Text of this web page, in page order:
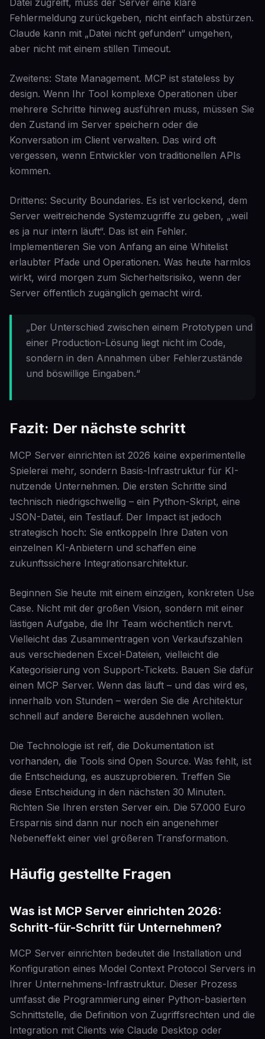
Datei zugreift, muss der Server eine klare
Fehlermeldung zurückgeben, nicht einfach abstürzen.
Claude kann mit „Datei nicht gefunden“ umgehen,
aber nicht mit einem stillen Timeout.
Zweitens: State Management. MCP ist stateless by
design. Wenn Ihr Tool komplexe Operationen über
mehrere Schritte hinweg ausführen muss, müssen Sie
den Zustand im Server speichern oder die
Konversation im Client verwalten. Das wird oft
vergessen, wenn Entwickler von traditionellen APIs
kommen.
Drittens: Security Boundaries. Es ist verlockend, dem
Server weitreichende Systemzugriffe zu geben, „weil
es ja nur intern läuft“. Das ist ein Fehler.
Implementieren Sie von Anfang an eine Whitelist
erlaubter Pfade und Operationen. Was heute harmlos
wirkt, wird morgen zum Sicherheitsrisiko, wenn der
Server öffentlich zugänglich gemacht wird.
„Der Unterschied zwischen einem Prototypen und
einer Production-Lösung liegt nicht im Code,
sondern in den Annahmen über Fehlerzustände
und böswillige Eingaben.“
Fazit: Der nächste schritt
MCP Server einrichten ist 2026 keine experimentelle
Spielerei mehr, sondern Basis-Infrastruktur für KI-
nutzende Unternehmen. Die ersten Schritte sind
technisch niedrigschwellig – ein Python-Skript, eine
JSON-Datei, ein Testlauf. Der Impact ist jedoch
strategisch hoch: Sie entkoppeln Ihre Daten von
einzelnen KI-Anbietern und schaffen eine
zukunftssichere Integrationsarchitektur.
Beginnen Sie heute mit einem einzigen, konkreten Use
Case. Nicht mit der großen Vision, sondern mit einer
lästigen Aufgabe, die Ihr Team wöchentlich nervt.
Vielleicht das Zusammentragen von Verkaufszahlen
aus verschiedenen Excel-Dateien, vielleicht die
Kategorisierung von Support-Tickets. Bauen Sie dafür
einen MCP Server. Wenn das läuft – und das wird es,
innerhalb von Stunden – werden Sie die Architektur
schnell auf andere Bereiche ausdehnen wollen.
Die Technologie ist reif, die Dokumentation ist
vorhanden, die Tools sind Open Source. Was fehlt, ist
die Entscheidung, es auszuprobieren. Treffen Sie
diese Entscheidung in den nächsten 30 Minuten.
Richten Sie Ihren ersten Server ein. Die 57.000 Euro
Ersparnis sind dann nur noch ein angenehmer
Nebeneffekt einer viel größeren Transformation.
Häufig gestellte Fragen
Was ist MCP Server einrichten 2026:
Schritt-für-Schritt für Unternehmen?
MCP Server einrichten bedeutet die Installation und
Konfiguration eines Model Context Protocol Servers in
Ihrer Unternehmens-Infrastruktur. Dieser Prozess
umfasst die Programmierung einer Python-basierten
Schnittstelle, die Definition von Zugriffsrechten und die
Integration mit Clients wie Claude Desktop oder